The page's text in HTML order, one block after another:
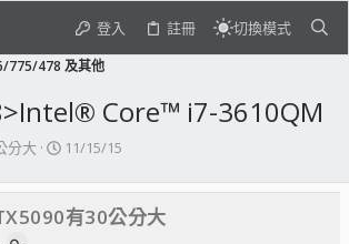
登入 註冊 切換模式
775/478 及其他
Core™ i7-3610QM
分大
開
日
期
11/15/15
有30公分大